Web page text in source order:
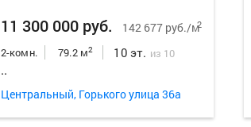
11 300 000 руб. 142 677 руб./м2
2-комн. 79.2 м2 10 эт. из 10
..
Центральный, Горького улица 36а